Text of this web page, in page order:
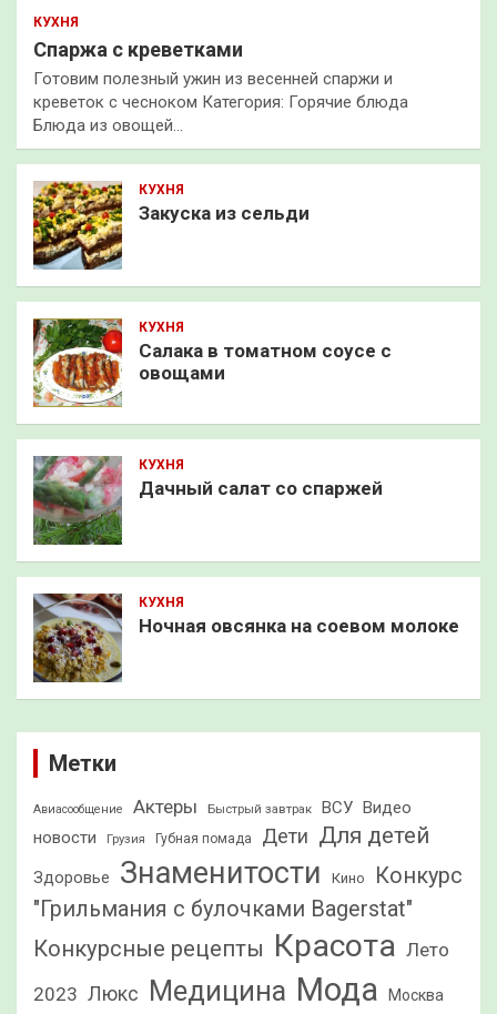
КУХНЯ
Спаржа с креветками
Готовим полезный ужин из весенней спаржи и
креветок с чесноком Категория: Горячие блюда
Блюда из овощей…
КУХНЯ
Закуска из сельди
КУХНЯ
Салака в томатном соусе с
овощами
КУХНЯ
Дачный салат со спаржей
КУХНЯ
Ночная овсянка на соевом молоке
Метки
Авиасообщение Актеры Быстрый завтрак ВСУ
Видео
новости
Грузия Губная помада Дети Для детей
Здоровье Знаменитости Кино
Конкурс
"Грильмания с булочками Bagerstat"
Конкурсные рецепты Красота Лето
2023 Люкс Медицина Мода Москва